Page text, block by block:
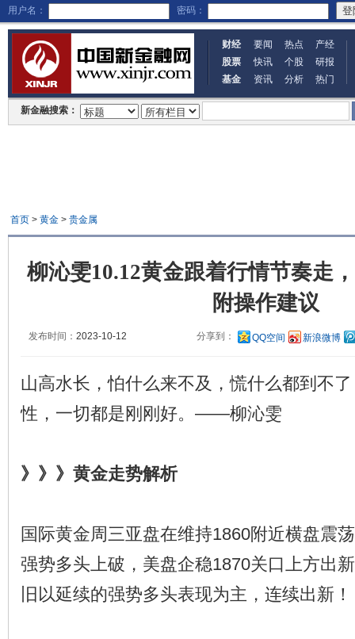
用户名： 密码：
财经 要闻 热点
产经
股票
快讯 个股
研报
基金
资讯 分析 热门
新金融搜索：
首页> 黄金> 贵金属
柳沁雯10.12黄金跟着行情节奏走
附操作建议
发布时间： 2023-10-12 分享到： QQ空间 新浪微博
山高水长，怕什么来不及，慌什么都到不
性，一切都是刚刚好。——柳沁雯
》》》黄金走势解析
国际黄金周三亚盘在维持1860附近横盘震
强势多头上破，美盘企稳1870关口上方出
旧以延续的强势多头表现为主，连续出新！